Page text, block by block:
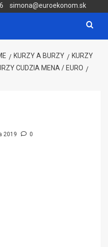
simona@euroekonom.sk
KURZY A BURZY
KURZY
CUDZIA MENA / EURO
2019 0